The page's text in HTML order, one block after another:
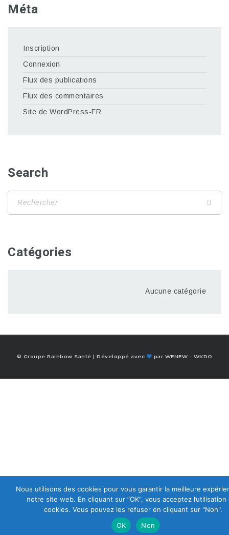
Méta
Inscription
Connexion
Flux des publications
Flux des commentaires
Site de WordPress-FR
Search
Catégories
Aucune catégorie
© Groupe Rainbow Santé | Développé avec par WENEW - WKDO
Nous utilisons des cookies pour vous garantir la meilleure
notre site web. En cliquant sur ”OK”, vous acceptez l’utilisation
cookies. Vous pouvez les refuser en cliquant sur "Non".
OK
Non